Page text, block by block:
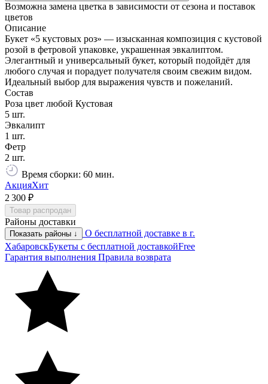
Возможна замена цветка в зависимости от сезона и поставок
цветов
Описание
Букет «5 кустовых роз» — изысканная композиция с кустовой
розой в фетровой упаковке, украшенная эвкалиптом.
Элегантный и универсальный букет, который подойдёт для
любого случая и порадует получателя своим свежим видом.
Идеальный выбор для выражения чувств и пожеланий.
Состав
Роза цвет любой Кустовая
5 шт.
Эвкалипт
1 шт.
Фетр
2 шт.
Время сборки: 60 мин.
АкцияХит
2 300 ₽
Товар распродан
Районы доставки
Показать районы ↓
О бесплатной доставке в г.
ХабаровскБукеты с бесплатной доставкойFree
Гарантия выполнения Правила возврата